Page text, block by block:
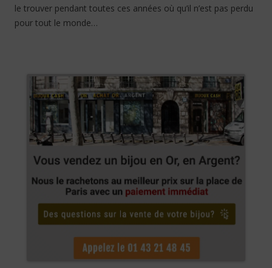
le trouver pendant toutes ces années où qu’il n’est pas perdu
pour tout le monde…